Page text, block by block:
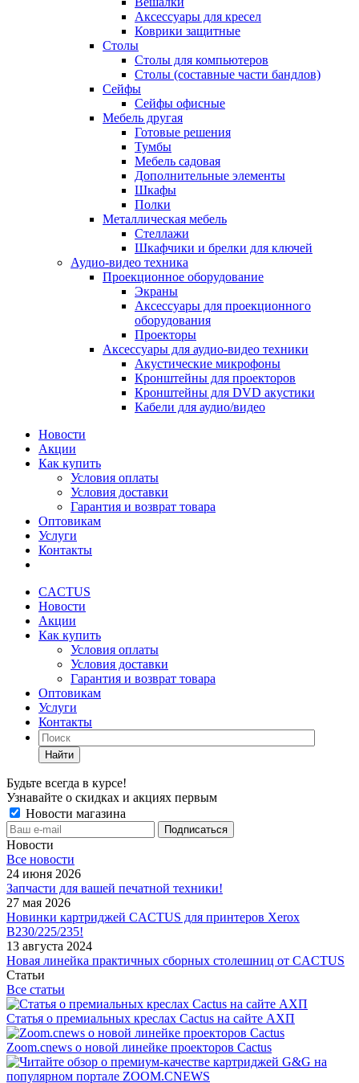
Аксессуары для кресел
Коврики защитные
Столы
Столы для компьютеров
Столы (составные части бандлов)
Сейфы
Сейфы офисные
Мебель другая
Готовые решения
Тумбы
Мебель садовая
Дополнительные элементы
Шкафы
Полки
Металлическая мебель
Стеллажи
Шкафчики и брелки для ключей
Аудио-видео техника
Проекционное оборудование
Экраны
Аксессуары для проекционного
оборудования
Проекторы
Аксессуары для аудио-видео техники
Акустические микрофоны
Кронштейны для проекторов
Кронштейны для DVD акустики
Кабели для аудио/видео
Новости
Акции
Как купить
Условия оплаты
Условия доставки
Гарантия и возврат товара
Оптовикам
Услуги
Контакты
CACTUS
Новости
Акции
Как купить
Условия оплаты
Условия доставки
Гарантия и возврат товара
Оптовикам
Услуги
Контакты
Найти
Будьте всегда в курсе!
Узнавайте о скидках и акциях первым
Новости магазина
Новости
Все новости
24 июня 2026
Запчасти для вашей печатной техники!
27 мая 2026
Новинки картриджей CACTUS для принтеров Xerox
B230/225/235!
13 августа 2024
Новая линейка практичных сборных столешниц от CACTUS
Статьи
Все статьи
Статья о премиальных креслах Cactus на сайте АХП
Zoom.cnews о новой линейке проекторов Cactus